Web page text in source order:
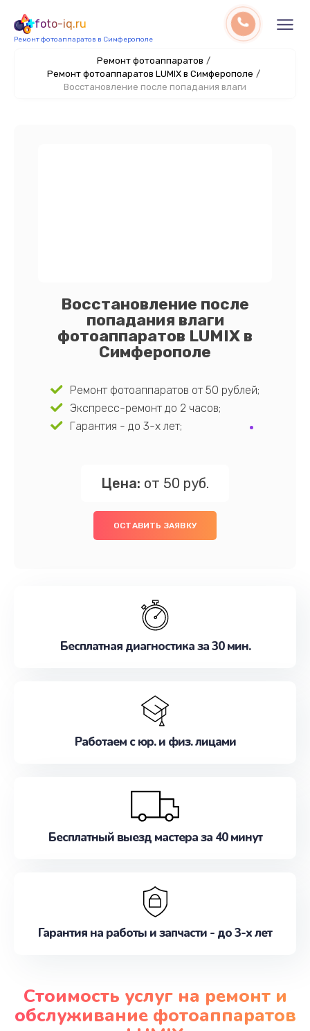
foto-iq.ru
Ремонт фотоаппаратов в Симферополе
Ремонт фотоаппаратов /
Ремонт фотоаппаратов LUMIX в Симферополе /
Восстановление после попадания влаги
Восстановление после
попадания влаги
фотоаппаратов LUMIX в
Симферополе
Ремонт фотоаппаратов от 50 рублей;
Экспресс-ремонт до 2 часов;
Гарантия - до 3-х лет;
Цена: от 50 руб.
ОСТАВИТЬ ЗАЯВКУ
Бесплатная диагностика за 30 мин.
Работаем с юр. и физ. лицами
Бесплатный выезд мастера за 40 минут
Гарантия на работы и запчасти - до 3-х лет
Стоимость услуг на ремонт и
обслуживание фотоаппаратов